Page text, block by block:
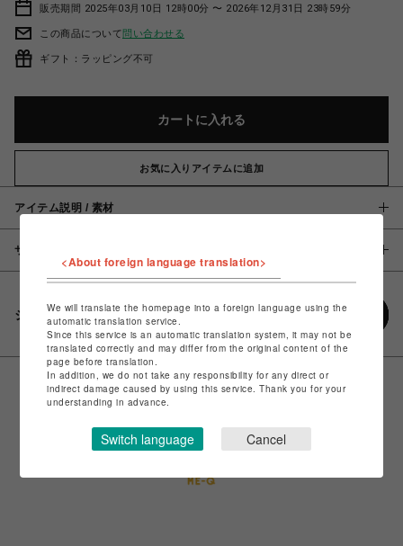
販売期間 2025年03月10日 12時00分 〜 2026年12月31日 23時59分
この商品について問い合わせる
ギフト：ラッピング不可
カートに入れる
お気に入りアイテムに追加
アイテム説明 / 素材
サイズ
シェアする
<About foreign language translation>
We will translate the homepage into a foreign language using the
automatic translation service.
Since this service is an automatic translation system, it may not be
translated correctly and may differ from the original content of the
page before translation.
In addition, we do not take any responsibility for any direct or
indirect damage caused by using this service. Thank you for your
understanding in advance.
Switch language Cancel